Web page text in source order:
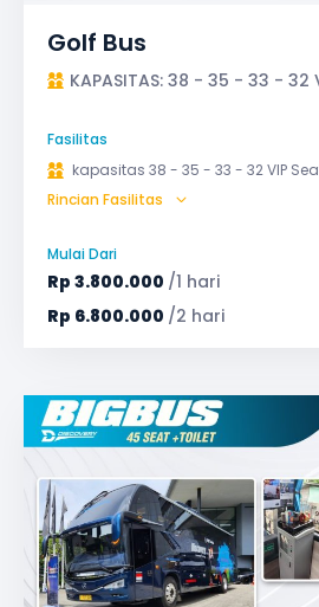
Golf Bus
KAPASITAS: 38 - 35 - 33 - 32
Fasilitas
kapasitas 38 - 35 - 33 - 32 VIP
AC (Air Conditioner)
Microphone untuk karaoke
Safety Tools (P3K, Windows
Rincian Fasilitas
Mulai Dari
Rp 3.800.000 /1 hari
Rp 6.800.000 /2 hari